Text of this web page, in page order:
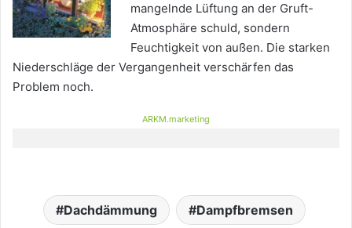
mangelnde Lüftung an der Gruft-
Atmosphäre schuld, sondern
Feuchtigkeit von außen. Die starken
Niederschläge der Vergangenheit verschärfen das
Problem noch.
ARKM.marketing
Dachdämmung Dampfbremsen